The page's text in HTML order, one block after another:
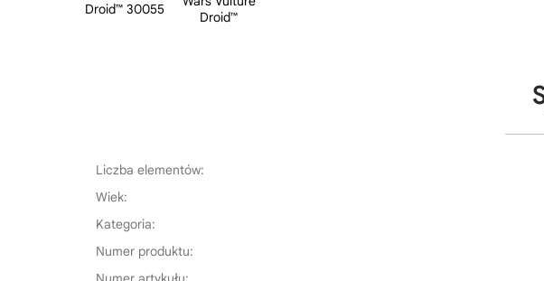
Liczba elementów:
Wiek:
Kategoria:
Numer produktu: